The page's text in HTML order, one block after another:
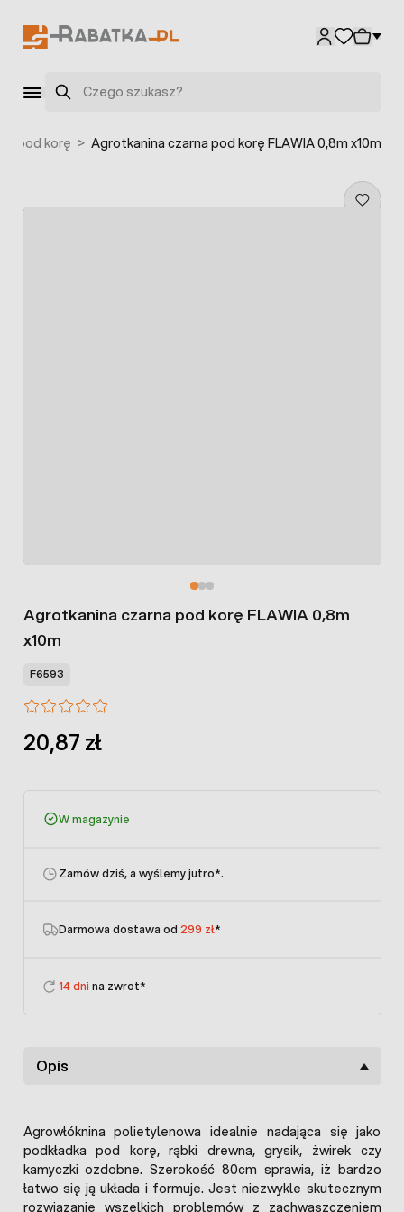
Szukaj
pod korę > Agrotkanina czarna pod korę FLAWIA 0,8m x10m
Agrotkanina czarna pod korę FLAWIA 0,8m
x10m
F6593
20,87 zł
W magazynie
Zamów dziś, a wyślemy jutro*.
Darmowa dostawa od 299 zł*
14 dni na zwrot*
Opis
Agrowłóknina polietylenowa idealnie nadająca się jako
podkładka pod korę, rąbki drewna, grysik, żwirek czy
kamyczki ozdobne. Szerokość 80cm sprawia, iż bardzo
łatwo się ją układa i formuje. Jest niezwykle skutecznym
rozwiązanie wszelkich problemów z zachwaszczeniem